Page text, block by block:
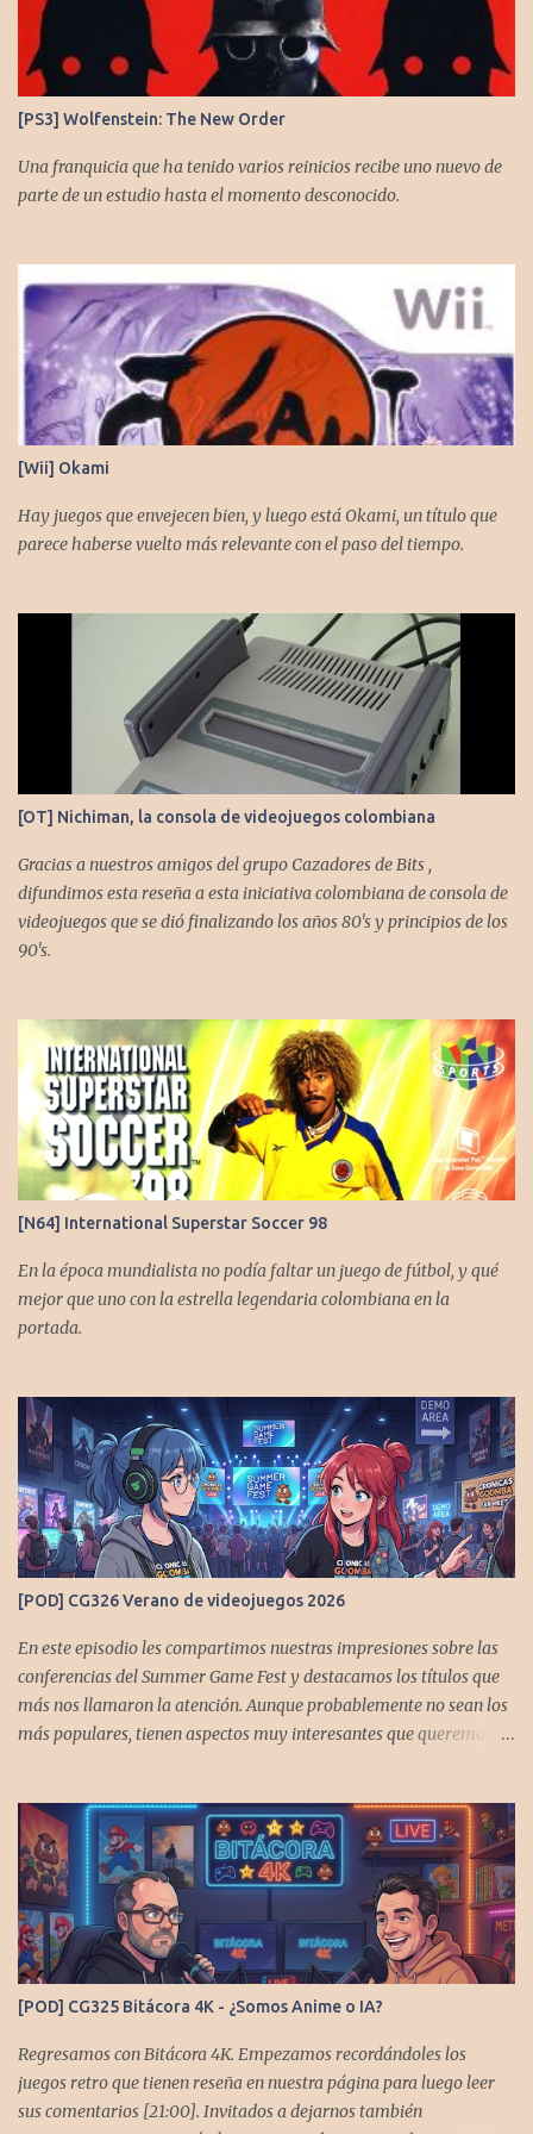
[PS3] Wolfenstein: The New Order
Una franquicia que ha tenido varios reinicios recibe uno nuevo de
parte de un estudio hasta el momento desconocido.
[Wii] Okami
Hay juegos que envejecen bien, y luego está Okami, un título que
parece haberse vuelto más relevante con el paso del tiempo.
[OT] Nichiman, la consola de videojuegos colombiana
Gracias a nuestros amigos del grupo Cazadores de Bits ,
difundimos esta reseña a esta iniciativa colombiana de consola de
videojuegos que se dió finalizando los años 80's y principios de los
90's.
[N64] International Superstar Soccer 98
En la época mundialista no podía faltar un juego de fútbol, y qué
mejor que uno con la estrella legendaria colombiana en la
portada.
[POD] CG326 Verano de videojuegos 2026
En este episodio les compartimos nuestras impresiones sobre las
conferencias del Summer Game Fest y destacamos los títulos que
más nos llamaron la atención. Aunque probablemente no sean los
más populares, tienen aspectos muy interesantes que queremos
nos agregan a sus plataformas de podcast y nos dejan
comentarios en las cuentas de redes. Spotify YouTube. Twitter -
https://x.com/CronicasGoomba Instagram -
https://www.instagram.com/cronicasgoomba/ Facebook -
https://www.facebook.com/CronicasGoomba Si no estamos en tu
plataforma nos puedes agregarcn el código rss:
https://anchor.fm/s/10d1f3318/podcast/rss
[POD] CG325 Bitácora 4K - ¿Somos Anime o IA?
Regresamos con Bitácora 4K. Empezamos recordándoles los
juegos retro que tienen reseña en nuestra página para luego leer
sus comentarios [21:00]. Invitados a dejarnos también